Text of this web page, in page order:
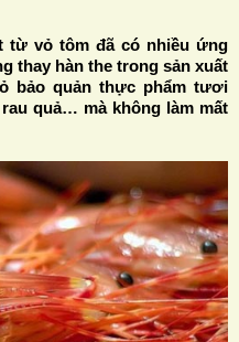
từ vỏ tôm đã có nhiều ứng
thay hàn the trong sản xuất
bảo quản thực phẩm tươi
quả… mà không làm mất